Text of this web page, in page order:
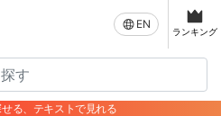
EN
ランキング
る、テキストで見れる